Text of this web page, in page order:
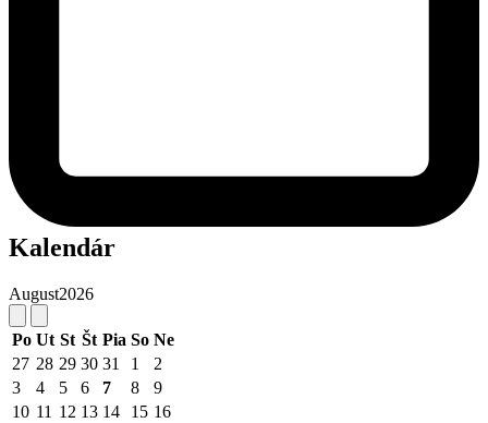
Kalendár
August2026
Po Ut St Št Pia So Ne
27 28 29 30 31 1
2
3
4 5 6 7 8
9
10 11 12 13 14 15 16